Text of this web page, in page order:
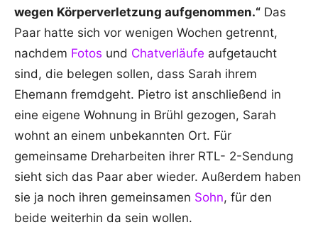
wegen Körperverletzung aufgenommen.“ Das
Paar hatte sich vor wenigen Wochen getrennt,
nachdem Fotos und Chatverläufe aufgetaucht
sind, die belegen sollen, dass Sarah ihrem
Ehemann fremdgeht. Pietro ist anschließend in
eine eigene Wohnung in Brühl gezogen, Sarah
wohnt an einem unbekannten Ort. Für
gemeinsame Dreharbeiten ihrer RTL- 2-Sendung
sieht sich das Paar aber wieder. Außerdem haben
sie ja noch ihren gemeinsamen Sohn, für den
beide weiterhin da sein wollen.